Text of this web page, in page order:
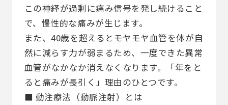
この神経が過剰に痛み信号を発し続けること
で、慢性的な痛みが生じます。
また、40歳を超えるとモヤモヤ血管を体が自
然に減らす力が弱まるため、一度できた異常
血管がなかなか消えなくなります。「年をと
ると痛みが長引く」理由のひとつです。
■ 動注療法（動脈注射）とは